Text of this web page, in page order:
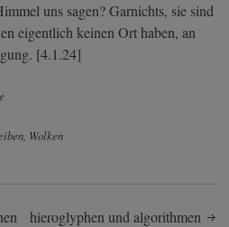
uns sagen? Garnichts, sie sind
eigentlich keinen Ort haben, an
[4.1.24]
Wolken
hieroglyphen und algorithmen